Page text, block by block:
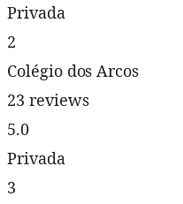
Privada
2
Colégio dos Arcos
23 reviews
5.0
Privada
3